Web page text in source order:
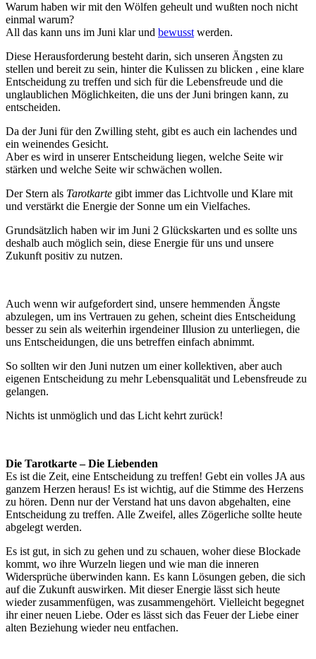
Warum haben wir mit den Wölfen geheult und wußten noch nicht
einmal warum?
All das kann uns im Juni klar und bewusst werden.
Diese Herausforderung besteht darin, sich unseren Ängsten zu
stellen und bereit zu sein, hinter die Kulissen zu blicken , eine klare
Entscheidung zu treffen und sich für die Lebensfreude und die
unglaublichen Möglichkeiten, die uns der Juni bringen kann, zu
entscheiden.
Da der Juni für den Zwilling steht, gibt es auch ein lachendes und
ein weinendes Gesicht.
Aber es wird in unserer Entscheidung liegen, welche Seite wir
stärken und welche Seite wir schwächen wollen.
Der Stern als Tarotkarte gibt immer das Lichtvolle und Klare mit
und verstärkt die Energie der Sonne um ein Vielfaches.
Grundsätzlich haben wir im Juni 2 Glückskarten und es sollte uns
deshalb auch möglich sein, diese Energie für uns und unsere
Zukunft positiv zu nutzen.
Auch wenn wir aufgefordert sind, unsere hemmenden Ängste
abzulegen, um ins Vertrauen zu gehen, scheint dies Entscheidung
besser zu sein als weiterhin irgendeiner Illusion zu unterliegen, die
uns Entscheidungen, die uns betreffen einfach abnimmt.
So sollten wir den Juni nutzen um einer kollektiven, aber auch
eigenen Entscheidung zu mehr Lebensqualität und Lebensfreude zu
gelangen.
Nichts ist unmöglich und das Licht kehrt zurück!
Die Tarotkarte – Die Liebenden
Es ist die Zeit, eine Entscheidung zu treffen! Gebt ein volles JA aus
ganzem Herzen heraus! Es ist wichtig, auf die Stimme des Herzens
zu hören. Denn nur der Verstand hat uns davon abgehalten, eine
Entscheidung zu treffen. Alle Zweifel, alles Zögerliche sollte heute
abgelegt werden.
Es ist gut, in sich zu gehen und zu schauen, woher diese Blockade
kommt, wo ihre Wurzeln liegen und wie man die inneren
Widersprüche überwinden kann. Es kann Lösungen geben, die sich
auf die Zukunft auswirken. Mit dieser Energie lässt sich heute
wieder zusammenfügen, was zusammengehört. Vielleicht begegnet
ihr einer neuen Liebe. Oder es lässt sich das Feuer der Liebe einer
alten Beziehung wieder neu entfachen.